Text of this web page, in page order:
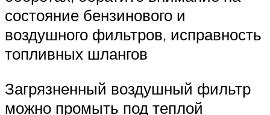
состояние бензинового и
воздушного фильтров, исправность
топливных шлангов
Загрязненный воздушный фильтр
можно промыть под теплой